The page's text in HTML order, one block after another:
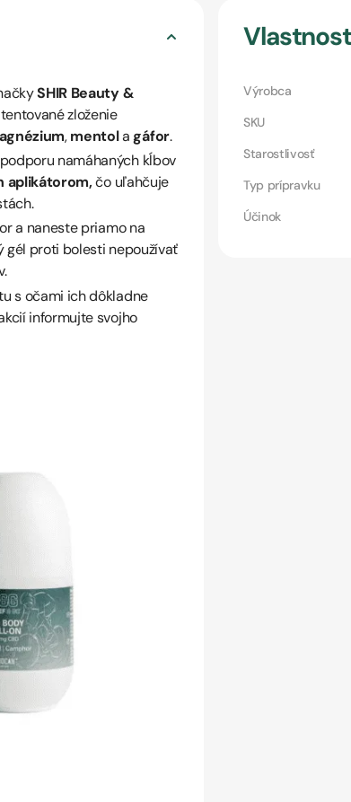
SHIR Beauty &
zloženie
,mentolagáfor.
namáhaných kĺbov
aplikátorom,čo uľahčuje
a naneste priamo na
gél proti bolesti nepoužívať
s očami ich dôkladne
informujte svojho
Výrobca
SKU
Starostlivosť
Typ prípravku
Účinok